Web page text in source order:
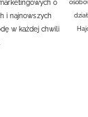
o
i najnowszych
w każdej chwili